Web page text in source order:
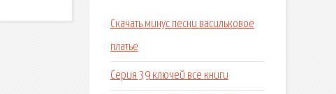
Скачать минус песни васильковое
платье
Серия 39 ключей все книги